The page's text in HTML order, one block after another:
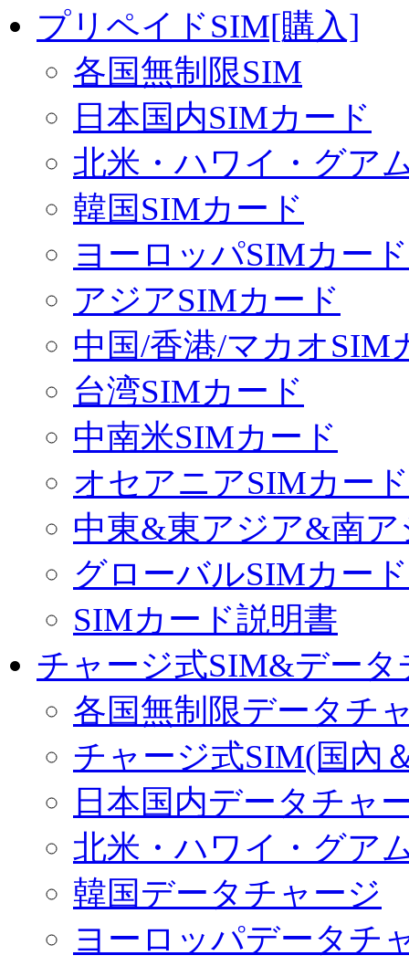
プリペイドSIM[購入]
各国無制限SIM
日本国内SIMカード
北米・ハワイ・グア
韓国SIMカード
ヨーロッパSIMカード
アジアSIMカード
中国/香港/マカオSIM
台湾SIMカード
中南米SIMカード
オセアニアSIMカード
中東&東アジア&南
グローバルSIMカード
SIMカード説明書
チャージ式SIM&デー
各国無制限データチ
チャージ式SIM(国內
日本国内データチャ
北米・ハワイ・グア
韓国データチャージ
ヨーロッパデータチ